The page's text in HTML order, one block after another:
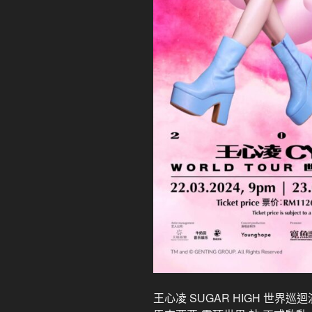
王心凌 SUGAR HIGH 世界巡迴